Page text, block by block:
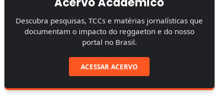
Descubra pesquisas, TCCs e matérias jornalísticas que
documentam o impacto do reggaeton e do nosso
portal no Brasil.
ACESSAR ACERVO